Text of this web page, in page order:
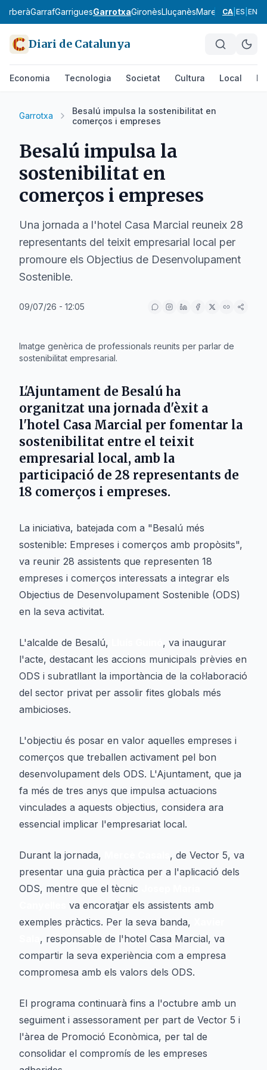
GarrafGarriguesGarrotxaGironèsLluçanèsMaresmeMoianès
CA ES EN
Diari de Catalunya
Economia Tecnologia Societat Cultura Local
Garrotxa
Besalú impulsa la sostenibilitat en
comerços i empreses
Besalú impulsa la
sostenibilitat en
comerços i empreses
Una jornada a l'hotel Casa Marcial reuneix 28
representants del teixit empresarial local per
promoure els Objectius de Desenvolupament
Sostenible.
09/07/26 - 12:05
Imatge genèrica de professionals reunits per parlar de
sostenibilitat empresarial.
L'Ajuntament de Besalú ha
organitzat una jornada d'èxit a
l'hotel Casa Marcial per fomentar la
sostenibilitat entre el teixit
empresarial local, amb la
participació de 28 representants de
18 comerços i empreses.
La iniciativa, batejada com a "Besalú més
sostenible: Empreses i comerços amb propòsits",
va reunir 28 assistents que representen 18
empreses i comerços interessats a integrar els
Objectius de Desenvolupament Sostenible (ODS)
en la seva activitat.
L'alcalde de Besalú,
, va inaugurar
l'acte, destacant les accions municipals prèvies en
ODS i subratllant la importància de la col·laboració
del sector privat per assolir fites globals més
ambicioses.
L'objectiu és posar en valor aquelles empreses i
comerços que treballen activament pel bon
desenvolupament dels ODS. L'Ajuntament, que ja
fa més de tres anys que impulsa actuacions
vinculades a aquests objectius, considera ara
essencial implicar l'empresariat local.
Durant la jornada,
, de Vector 5, va
presentar una guia pràctica per a l'aplicació dels
ODS, mentre que el tècnic
va encoratjar els assistents amb
exemples pràctics. Per la seva banda,
, responsable de l'hotel Casa Marcial, va
compartir la seva experiència com a empresa
compromesa amb els valors dels ODS.
El programa continuarà fins a l'octubre amb un
seguiment i assessorament per part de Vector 5 i
l'àrea de Promoció Econòmica, per tal de
consolidar el compromís de les empreses